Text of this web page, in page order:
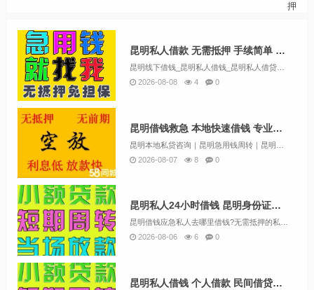
押
昆明私人借款 无需抵押 手续简单 当天放款 24小时在线服务
2026-08-08
4 0
昆明借钱救急 本地快速借钱 专业空放私借 24小时服务当天放款
2026-08-07
8 0
昆明私人24小时借钱 昆明身份证短借 昆明急用贷当天拿钱
2026-08-06
6 0
昆明私人借钱 个人借款 民间借贷公司 应急借钱电话空放私借随借随还